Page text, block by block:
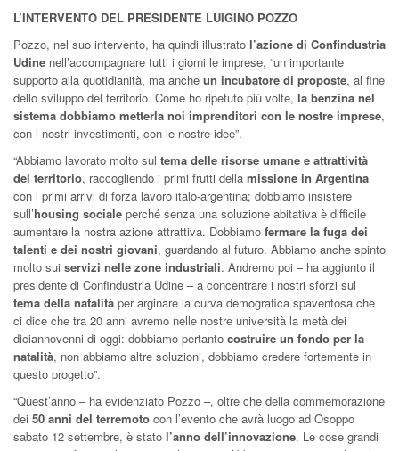
L’INTERVENTO DEL PRESIDENTE LUIGINO POZZO
Pozzo, nel suo intervento, ha quindi illustrato l’azione di Confindustria
Udine nell’accompagnare tutti i giorni le imprese, “un importante
supporto alla quotidianità, ma anche un incubatore di proposte, al fine
dello sviluppo del territorio. Come ho ripetuto più volte, la benzina nel
sistema dobbiamo metterla noi imprenditori con le nostre imprese,
con i nostri investimenti, con le nostre idee”.
“Abbiamo lavorato molto sul tema delle risorse umane e attrattività
del territorio, raccogliendo i primi frutti della missione in Argentina
con i primi arrivi di forza lavoro italo-argentina; dobbiamo insistere
sull’housing sociale perché senza una soluzione abitativa è difficile
aumentare la nostra azione attrattiva. Dobbiamo fermare la fuga dei
talenti e dei nostri giovani, guardando al futuro. Abbiamo anche spinto
molto sui servizi nelle zone industriali. Andremo poi – ha aggiunto il
presidente di Confindustria Udine – a concentrare i nostri sforzi sul
tema della natalità per arginare la curva demografica spaventosa che
ci dice che tra 20 anni avremo nelle nostre università la metà dei
diciannovenni di oggi: dobbiamo pertanto costruire un fondo per la
natalità, non abbiamo altre soluzioni, dobbiamo credere fortemente in
questo progetto”.
“Quest’anno – ha evidenziato Pozzo –, oltre che della commemorazione
dei 50 anni del terremoto con l’evento che avrà luogo ad Osoppo
sabato 12 settembre, è stato l’anno dell’innovazione. Le cose grandi